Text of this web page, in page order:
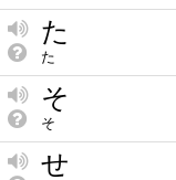
た
た
そ
そ
せ